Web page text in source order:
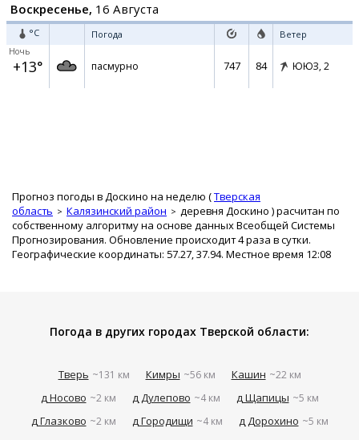
Воскресенье, 16 Августа
°C Погода Ветер
Ночь
+13° пасмурно 747 84 ЮЮЗ, 2
Прогноз погоды в Доскино на неделю (Тверская
область
Калязинский район деревня Доскино ) расчитан по
собственному алгоритму на основе данных Всеобщей Системы
Прогнозирования. Обновление происходит 4 раза в сутки.
Географические координаты: 57.27, 37.94. Местное время 12:08
Погода в других городах Тверской области:
Тверь ~131 км Кимры ~56 км Кашин ~22 км
д Носово ~2 км д Дулепово ~4 км д Щапицы ~5 км
д Глазково ~2 км д Городищи ~4 км д Дорохино ~5 км